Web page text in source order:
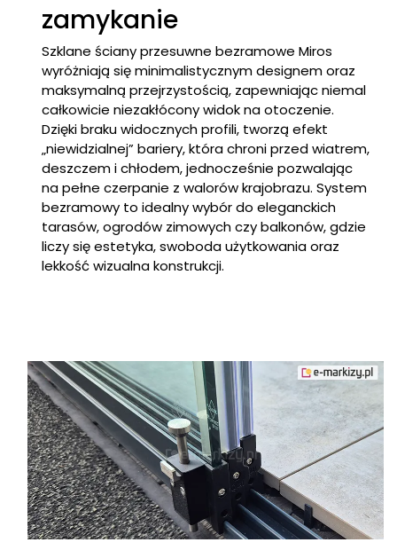
zamykanie
Szklane ściany przesuwne bezramowe Miros
wyróżniają się minimalistycznym designem oraz
maksymalną przejrzystością, zapewniając niemal
całkowicie niezakłócony widok na otoczenie.
Dzięki braku widocznych profili, tworzą efekt
„niewidzialnej” bariery, która chroni przed wiatrem,
deszczem i chłodem, jednocześnie pozwalając
na pełne czerpanie z walorów krajobrazu. System
bezramowy to idealny wybór do eleganckich
tarasów, ogrodów zimowych czy balkonów, gdzie
liczy się estetyka, swoboda użytkowania oraz
lekkość wizualna konstrukcji.